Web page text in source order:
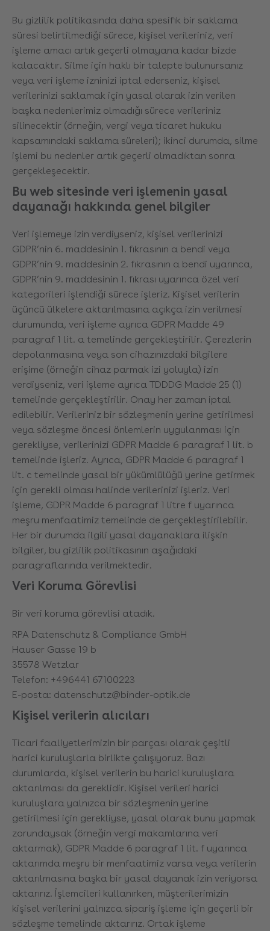
Bu gizlilik politikasında daha spesifik bir saklama
süresi belirtilmediği sürece, kişisel verileriniz, veri
işleme amacı artık geçerli olmayana kadar bizde
kalacaktır. Silme için haklı bir talepte bulunursanız
veya veri işleme izninizi iptal ederseniz, kişisel
verilerinizi saklamak için yasal olarak izin verilen
başka nedenlerimiz olmadığı sürece verileriniz
silinecektir (örneğin, vergi veya ticaret hukuku
kapsamındaki saklama süreleri); ikinci durumda, silme
işlemi bu nedenler artık geçerli olmadıktan sonra
gerçekleşecektir.
Bu web sitesinde veri işlemenin yasal
dayanağı hakkında genel bilgiler
Veri işlemeye izin verdiyseniz, kişisel verilerinizi
GDPR’nin 6. maddesinin 1. fıkrasının a bendi veya
GDPR’nin 9. maddesinin 2. fıkrasının a bendi uyarınca,
GDPR’nin 9. maddesinin 1. fıkrası uyarınca özel veri
kategorileri işlendiği sürece işleriz. Kişisel verilerin
üçüncü ülkelere aktarılmasına açıkça izin verilmesi
durumunda, veri işleme ayrıca GDPR Madde 49
paragraf 1 lit. a temelinde gerçekleştirilir. Çerezlerin
depolanmasına veya son cihazınızdaki bilgilere
erişime (örneğin cihaz parmak izi yoluyla) izin
verdiyseniz, veri işleme ayrıca TDDDG Madde 25 (1)
temelinde gerçekleştirilir. Onay her zaman iptal
edilebilir. Verileriniz bir sözleşmenin yerine getirilmesi
veya sözleşme öncesi önlemlerin uygulanması için
gerekliyse, verilerinizi GDPR Madde 6 paragraf 1 lit. b
temelinde işleriz. Ayrıca, GDPR Madde 6 paragraf 1
lit. c temelinde yasal bir yükümlülüğü yerine getirmek
için gerekli olması halinde verilerinizi işleriz. Veri
işleme, GDPR Madde 6 paragraf 1 litre f uyarınca
meşru menfaatimiz temelinde de gerçekleştirilebilir.
Her bir durumda ilgili yasal dayanaklara ilişkin
bilgiler, bu gizlilik politikasının aşağıdaki
paragraflarında verilmektedir.
Veri Koruma Görevlisi
Bir veri koruma görevlisi atadık.
RPA Datenschutz & Compliance GmbH
Hauser Gasse 19 b
35578 Wetzlar
Telefon: +496441 67100223
E-posta: datenschutz@binder-optik.de
Kişisel verilerin alıcıları
Ticari faaliyetlerimizin bir parçası olarak çeşitli
harici kuruluşlarla birlikte çalışıyoruz. Bazı
durumlarda, kişisel verilerin bu harici kuruluşlara
aktarılması da gereklidir. Kişisel verileri harici
kuruluşlara yalnızca bir sözleşmenin yerine
getirilmesi için gerekliyse, yasal olarak bunu yapmak
zorundaysak (örneğin vergi makamlarına veri
aktarmak), GDPR Madde 6 paragraf 1 lit. f uyarınca
aktarımda meşru bir menfaatimiz varsa veya verilerin
aktarılmasına başka bir yasal dayanak izin veriyorsa
aktarırız. İşlemcileri kullanırken, müşterilerimizin
kişisel verilerini yalnızca sipariş işleme için geçerli bir
sözleşme temelinde aktarırız. Ortak işleme